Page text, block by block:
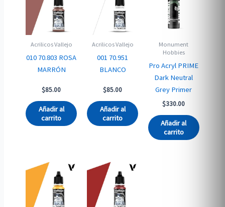
Acrilicos Vallejo
010 70.803 ROSA
MARRÓN
$85.00
Añadir al
carrito
Acrilicos Vallejo
001 70.951
BLANCO
$85.00
Añadir al
carrito
Monument
Hobbies
Pro Acryl PRIME
Dark Neutral
Grey Primer
$330.00
Añadir al
carrito